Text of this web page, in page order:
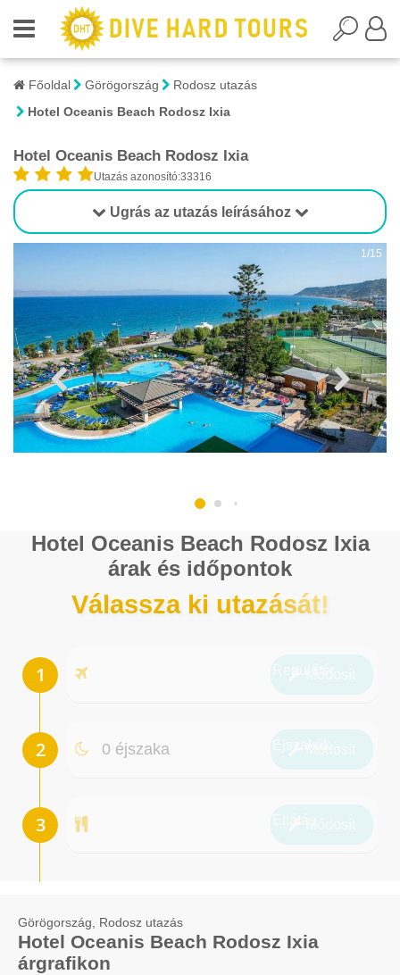
Főoldal Görögország
Rodosz utazás
Hotel Oceanis Beach Rodosz Ixia
Hotel Oceanis Beach Rodosz Ixia
Utazás azonosító:33316
Ugrás az utazás leírásához
1/15
Hotel Oceanis Beach Rodosz Ixia
árak és időpontok
Válassza ki utazását!
0 éjszaka
Görögország, Rodosz utazás
Hotel Oceanis Beach Rodosz Ixia
árgrafikon